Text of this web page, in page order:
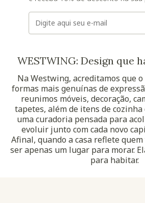
E-mail
WESTWING: Design que
Na Westwing, acreditamos que
formas mais genuínas de
reunimos móveis, decoração,
tapetes, além de itens de cozinha
uma curadoria pensada para
evoluir junto com cada novo
Afinal, quando a casa reflete quem
ser apenas um lugar para morar.
para habitar.